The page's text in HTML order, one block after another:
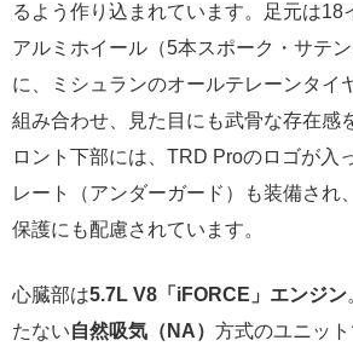
るよう作り込まれています。足元は18
アルミホイール（5本スポーク・サテン
に、ミシュランのオールテレーンタイ
組み合わせ、見た目にも武骨な存在感
ロント下部には、TRD Proのロゴが入
レート（アンダーガード）も装備され
保護にも配慮されています。
心臓部は5.7L V8「iFORCE」エンジン
たない自然吸気（NA） 方式のユニッ